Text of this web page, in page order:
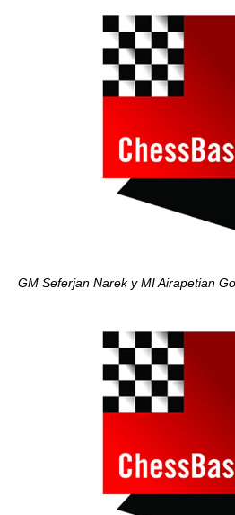
GM Seferjan Narek y MI Airapetian